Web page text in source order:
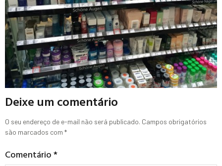
Deixe um comentário
O seu endereço de e-mail não será publicado. Campos obrigatórios
são marcados com *
Comentário*